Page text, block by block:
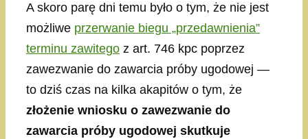
A skoro parę dni temu było o tym, że nie jest
możliwe przerwanie biegu „przedawnienia”
terminu zawitego z art. 746 kpc poprzez
zawezwanie do zawarcia próby ugodowej —
to dziś czas na kilka akapitów o tym, że
złożenie wniosku o zawezwanie do
zawarcia próby ugodowej skutkuje